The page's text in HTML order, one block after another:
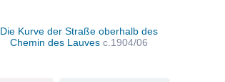
Die Kurve der Straße oberhalb des
Chemin des Lauves c.1904/06